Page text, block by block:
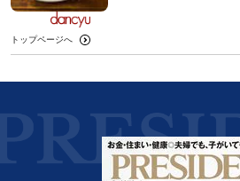
トップページへ